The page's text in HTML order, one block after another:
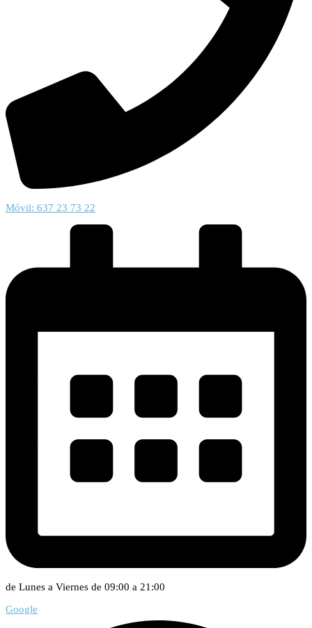
Móvil: 637 23 73 22
de Lunes a Viernes de 09:00 a 21:00
Google